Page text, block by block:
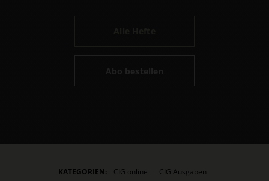
Abo bestellen
KATEGORIEN: CIG online CIG Ausgaben